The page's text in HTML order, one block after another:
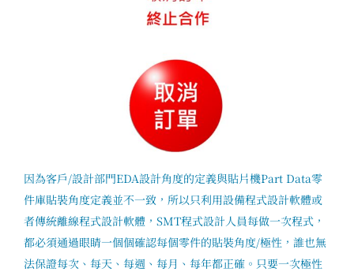
因為客戶/設計部門EDA設計角度的定義與貼片機Part Data零
件庫貼裝角度定義並不一致，所以只利用設備程式設計軟體或
者傳統離線程式設計軟體，SMT程式設計人員每做一次程式，
都必須通過眼睛一個個確認每個零件的貼裝角度/極性，誰也無
法保證每次、每天、每週、每月、每年都正確。只要一次極性